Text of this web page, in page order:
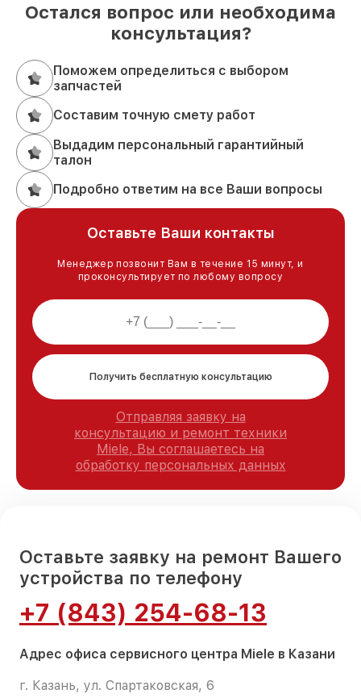
Остался вопрос или необходима
консультация?
Поможем определиться с выбором
запчастей
Составим точную смету работ
Выдадим персональный гарантийный
талон
Подробно ответим на все Ваши вопросы
Оставьте Ваши контакты
Менеджер позвонит Вам в течение 15 минут, и
проконсультирует по любому вопросу
Получить бесплатную консультацию
Отправляя заявку на
консультацию и ремонт техники
Miele, Вы соглашаетесь на
обработку персональных данных
Оставьте заявку на ремонт Вашего
устройства по телефону
+7 (843) 254-68-13
Адрес офиса сервисного центра Miele в Казани
г. Казань, ул. Спартаковская, 6